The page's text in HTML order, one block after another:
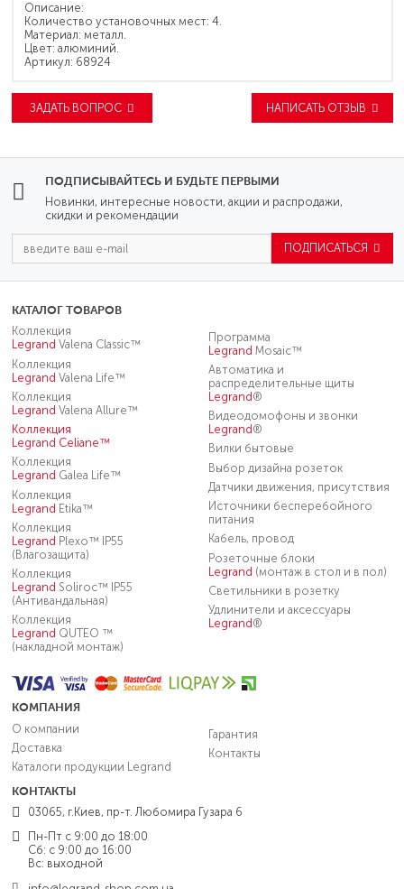
Описание:
Количество установочных мест: 4.
Материал: металл.
Цвет: алюминий.
Артикул: 68924
ЗАДАТЬ ВОПРОС НАПИСАТЬ ОТЗЫВ
ПОДПИСЫВАЙТЕСЬ И БУДЬТЕ ПЕРВЫМИ
Новинки, интересные новости, акции и распродажи,
скидки и рекомендации
ПОДПИСАТЬСЯ
КОНТАКТЫ
03065, г.Киев, пр-т. Любомира Гузара 6
Пн-Пт с 9:00 до 18:00
Сб: с 9:00 до 16:00
Вс: выходной
КОМПАНИЯ
О компании
Доставка
Каталоги продукции Legrand
Гарантия
Контакты
КАТАЛОГ ТОВАРОВ
Коллекция
Legrand Valena Classic™
Коллекция
Legrand Valena Life™
Коллекция
Legrand Valena Allure™
Коллекция
Legrand Celiane™
Коллекция
Legrand Galea Life™
Коллекция
Legrand Etika™
Коллекция
Legrand Plexo™ IP55
(Влагозащита)
Коллекция
Legrand Soliroc™ IP55
(Антивандальная)
Коллекция
Legrand QUTEO ™
(накладной монтаж)
Программа
Legrand Mosaic™
Автоматика и
распределительные щиты
Legrand ®
Видеодомофоны и звонки
Legrand ®
Вилки бытовые
Выбор дизайна розеток
Датчики движения, присутствия
Источники бесперебойного
питания
Кабель, провод
Розеточные блоки
Legrand (монтаж в стол и в пол)
Светильники в розетку
Удлинители и аксессуары
Legrand ®